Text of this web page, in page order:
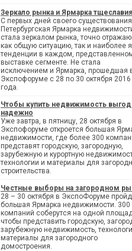
Зеркало рынка и Ярмарка тщеславия
С первых дней своего существования
Петербургская Ярмарка
стала зеркалом рынка, точно
как общую ситуацию, так и наиболее
тенденции в каждом,
выставке сегменте. Не стала
исключением и Ярмарка, прошедшая
Экспофоруме с 28 по 30 октября 2016
года.
Чтобы купить недвижимость
надежно
Уже завтра, в пятницу, 28 октября в
Экспофоруме откроется большая
недвижимости, где более 300
представят городскую, загородную,
зарубежную и курортную
технологии и материалы для
строительства.
Честные выборы на загородном
28 – 30 октября в ЭкспоФоруме
большая Ярмарка недвижимости. 300
компаний соберутся на одной
чтобы представить городскую,
зарубежную недвижимость,
материалы для загородного
домостроения.